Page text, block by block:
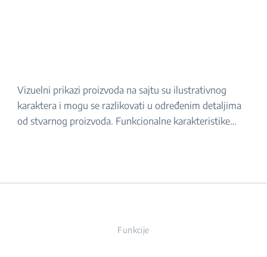
Vizuelni prikazi proizvoda na sajtu su ilustrativnog
karaktera i mogu se razlikovati u određenim detaljima
od stvarnog proizvoda. Funkcionalne karakteristike
Funkcije